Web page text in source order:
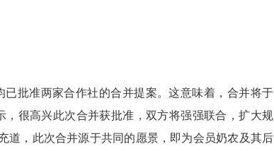
批准两家合作社的合并提案。这意味着，合并将于
很高兴此次合并获批准，双方将强强联合，扩大规
道，此次合并源于共同的愿景，即为会员奶农及其后